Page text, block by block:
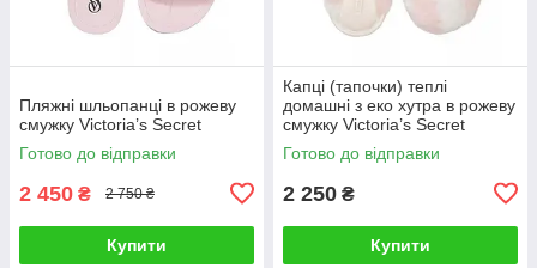
Пляжні шльопанці в рожеву
смужку Victoria’s Secret
Готово до відправки
2 450 ₴ 2 750 ₴
Купити
Капці (тапочки) теплі
домашні з еко хутра в рожеву
смужку Victoria’s Secret
Готово до відправки
2 250 ₴
Купити